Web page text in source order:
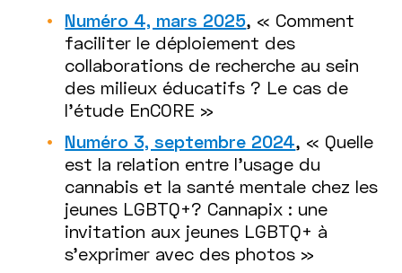
Numéro 4, mars 2025, « Comment
faciliter le déploiement des
collaborations de recherche au sein
des milieux éducatifs ? Le cas de
l'étude EnCORE »
Numéro 3, septembre 2024, « Quelle
est la relation entre l’usage du
cannabis et la santé mentale chez les
jeunes LGBTQ+? Cannapix : une
invitation aux jeunes LGBTQ+ à
s’exprimer avec des photos »